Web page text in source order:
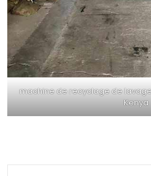
machine de recyclage de
Kenya